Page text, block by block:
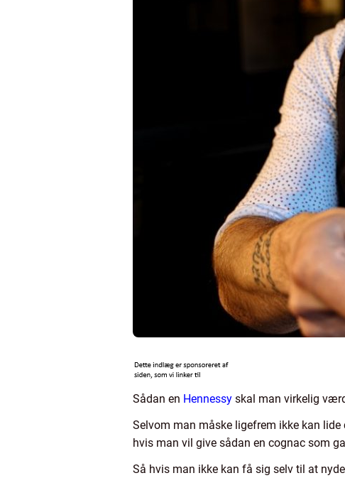
Sådan en Hennessy skal man virkelig
Selvom man måske ligefrem ikke kan
hvis man vil give sådan en cognac som
Så hvis man ikke kan få sig selv til at